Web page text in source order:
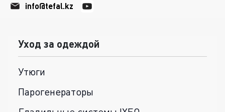
info@tefal.kz
Уход за одеждой
Утюги
Парогенераторы